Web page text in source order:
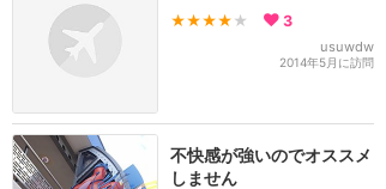
★★★★ ★ 3
usuwdw
2014年5月に訪問
不快感が強いのでオススメ
しません